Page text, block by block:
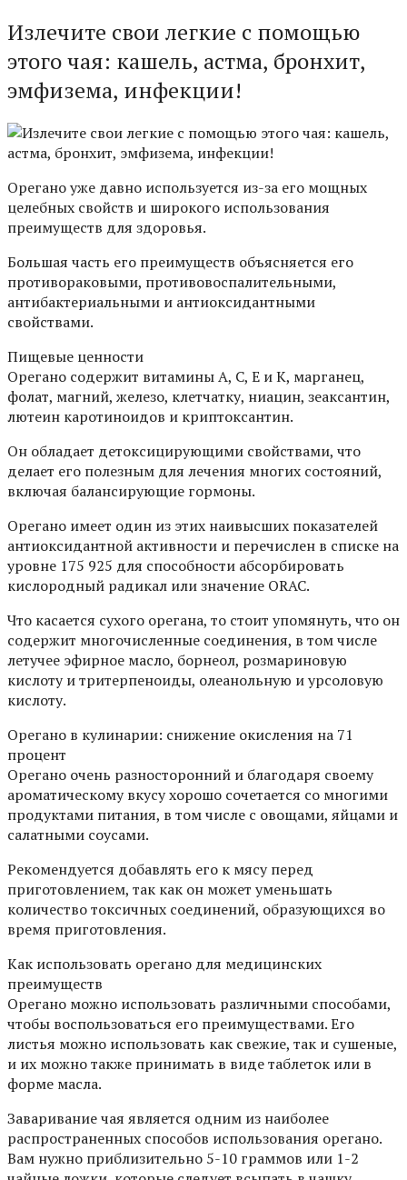
Излечите свои легкие с помощью
этого чая: кашель, астма, бронхит,
эмфизема, инфекции!
Орегано уже давно используется из-за его мощных
целебных свойств и широкого использования
преимуществ для здоровья.
Большая часть его преимуществ объясняется его
противораковыми, противовоспалительными,
антибактериальными и антиоксидантными
свойствами.
Пищевые ценности
Орегано содержит витамины A, C, E и K, марганец,
фолат, магний, железо, клетчатку, ниацин, зеаксантин,
лютеин каротиноидов и криптоксантин.
Он обладает детоксицирующими свойствами, что
делает его полезным для лечения многих состояний,
включая балансирующие гормоны.
Орегано имеет один из этих наивысших показателей
антиоксидантной активности и перечислен в списке на
уровне 175 925 для способности абсорбировать
кислородный радикал или значение ORAC.
Что касается сухого орегана, то стоит упомянуть, что он
содержит многочисленные соединения, в том числе
летучее эфирное масло, борнеол, розмариновую
кислоту и тритерпеноиды, олеанольную и урсоловую
кислоту.
Орегано в кулинарии: снижение окисления на 71
процент
Орегано очень разносторонний и благодаря своему
ароматическому вкусу хорошо сочетается со многими
продуктами питания, в том числе с овощами, яйцами и
салатными соусами.
Рекомендуется добавлять его к мясу перед
приготовлением, так как он может уменьшать
количество токсичных соединений, образующихся во
время приготовления.
Как использовать орегано для медицинских
преимуществ
Орегано можно использовать различными способами,
чтобы воспользоваться его преимуществами. Его
листья можно использовать как свежие, так и сушеные,
и их можно также принимать в виде таблеток или в
форме масла.
Заваривание чая является одним из наиболее
распространенных способов использования орегано.
Вам нужно приблизительно 5-10 граммов или 1-2